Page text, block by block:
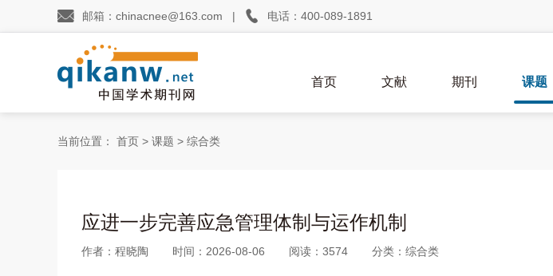
 邮箱：chinacnee@163.com |  电话：400-089-1891
首页 文献 期刊 课题
当前位置： 首页 > 课题 > 综合类
应进一步完善应急管理体制与运作机制
作者：程晓陶 时间：2026-08-06 阅读：3574 分类：综合类